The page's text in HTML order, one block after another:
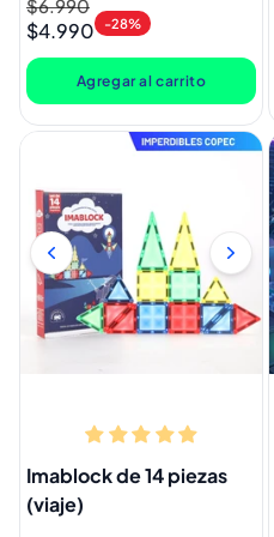
Precio
habitual
$6.990
Precio
de
oferta
$4.990 -28%
Agregar al carrito
Imablock de 14 piezas
(viaje)